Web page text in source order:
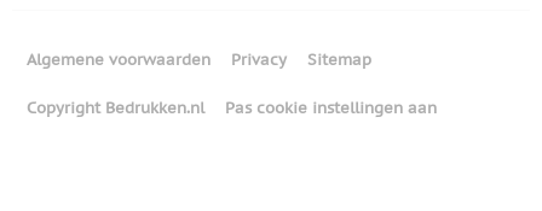
Algemene voorwaarden Privacy Sitemap
Copyright Bedrukken.nl Pas cookie instellingen aan